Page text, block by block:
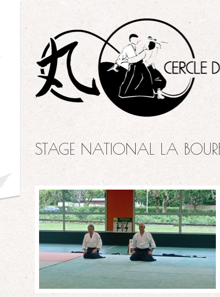
STAGE NATIONAL LA